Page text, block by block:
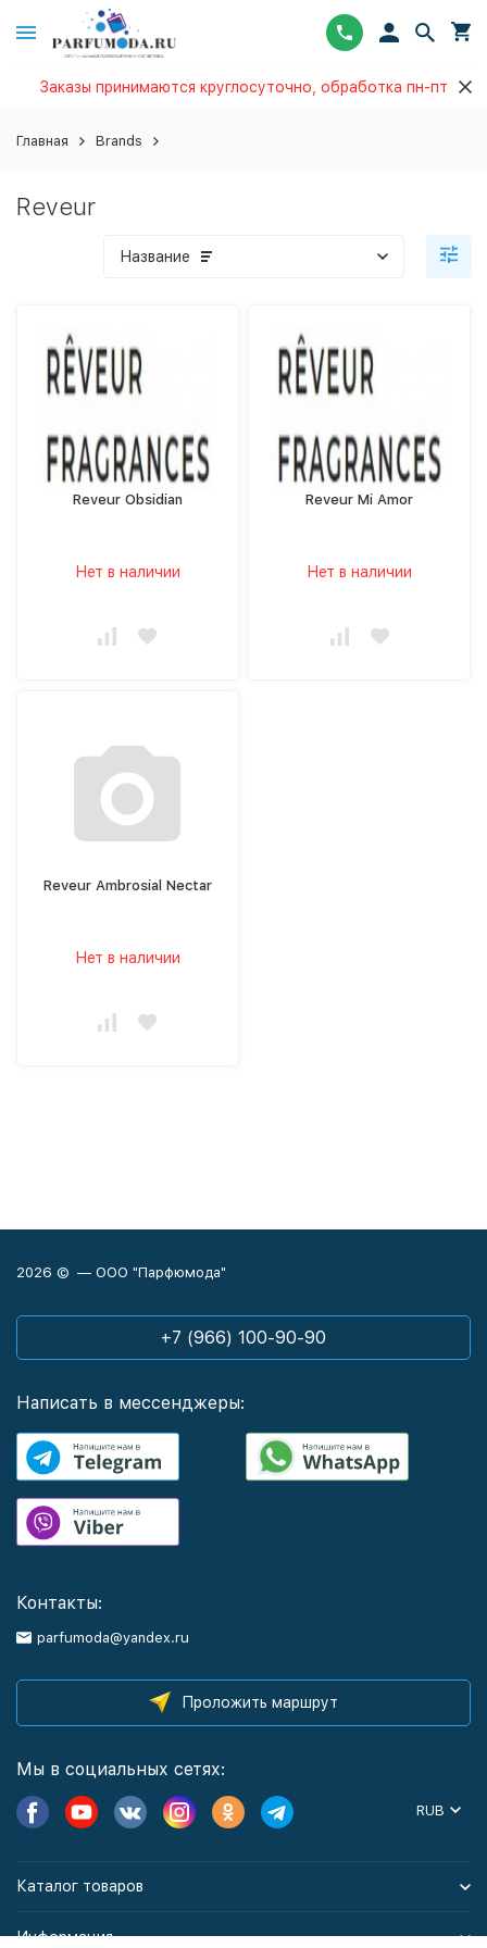
Заказы принимаются круглосуточно, обработка пн-пт
Главная Brands
Reveur
Название
Reveur Obsidian
Нет в наличии
Reveur Mi Amor
Нет в наличии
Reveur Ambrosial Nectar
Нет в наличии
2026 © — ООО "Парфюмода"
+7 (966) 100-90-90
Написать в мессенджеры:
Контакты:
parfumoda@yandex.ru
Проложить маршрут
Мы в социальных сетях:
RUB
Каталог товаров
Информация